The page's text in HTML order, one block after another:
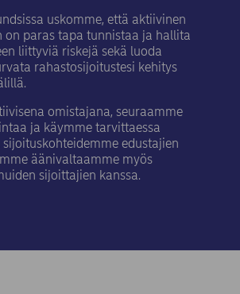
uskomme, että aktiivinen
on paras tapa tunnistaa ja hallita
liittyviä riskejä sekä luoda
rahastosijoitustesi kehitys
omistajana, seuraamme
ja käymme tarvittaessa
edustajien
äänivaltaamme myös
sijoittajien kanssa.